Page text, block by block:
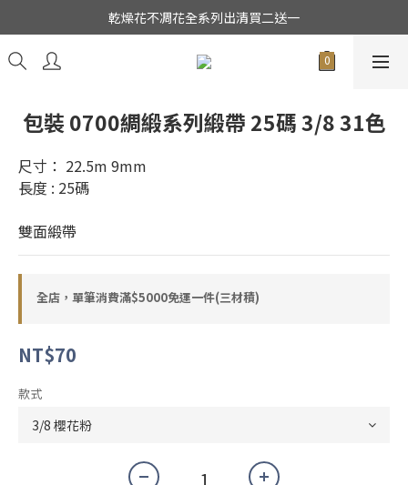
★日本東京堂花材系列全面出清特價中★
乾燥花不凋花全系列出清買二送一
★日本東京堂花材系列全面出清特價中★
包裝 0700綢緞系列緞帶 25碼 3/8 31色
尺寸： 22.5m 9mm
長度 : 25碼
雙面緞帶
全店，單筆消費滿$5000免運一件(三材積)
NT$70
款式